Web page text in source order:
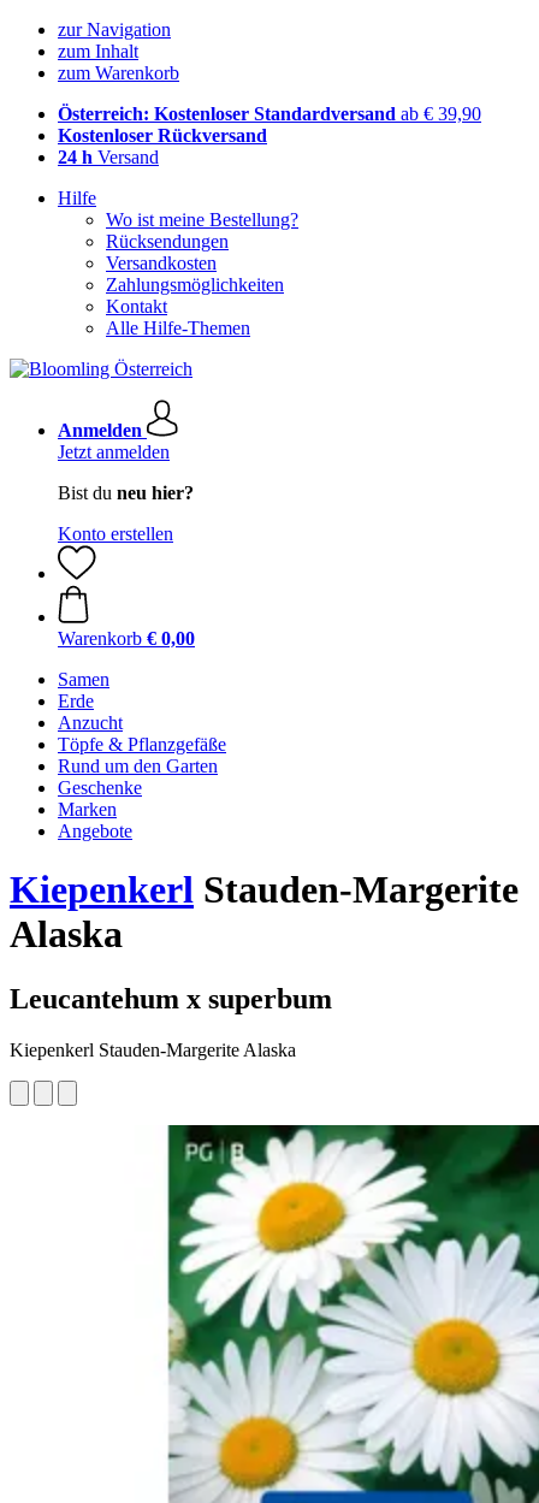
zur Navigation
zum Inhalt
zum Warenkorb
Österreich: Kostenloser Standardversand ab € 39,90
Kostenloser Rückversand
24 h Versand
Hilfe
Wo ist meine Bestellung?
Rücksendungen
Versandkosten
Zahlungsmöglichkeiten
Kontakt
Alle Hilfe-Themen
Anmelden
Jetzt anmelden
Bist du neu hier?
Konto erstellen
Warenkorb € 0,00
Samen
Erde
Anzucht
Töpfe & Pflanzgefäße
Rund um den Garten
Geschenke
Marken
Angebote
Kiepenkerl Stauden-Margerite
Alaska
Leucantehum x superbum
Kiepenkerl Stauden-Margerite Alaska